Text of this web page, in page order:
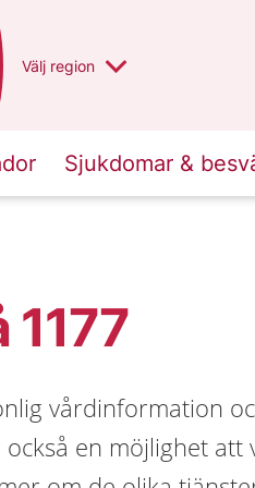
Du har valt region
Välj en annan
region
Sjukdomar &
vårdinformation
en möjlighet att